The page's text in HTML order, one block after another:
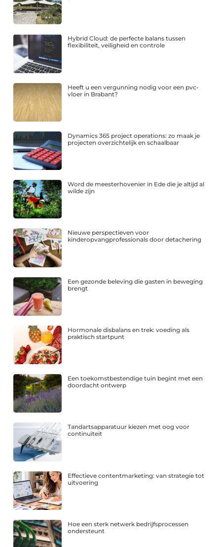
Hybrid Cloud: de perfecte balans tussen
flexibiliteit, veiligheid en controle
Heeft u een vergunning nodig voor een pvc-
vloer in Brabant?
Dynamics 365 project operations: zo maak je
projecten overzichtelijk en schaalbaar
Word de meesterhovenier in Ede die je altijd al
wilde zijn
Nieuwe perspectieven voor
kinderopvangprofessionals door detachering
Een gezonde beleving die gasten in beweging
brengt
Hormonale disbalans en trek: voeding als
praktisch startpunt
Een toekomstbestendige tuin begint met een
doordacht ontwerp
Tandartsapparatuur kiezen met oog voor
continuïteit
Effectieve contentmarketing: van strategie tot
uitvoering
Hoe een sterk netwerk bedrijfsprocessen
ondersteunt